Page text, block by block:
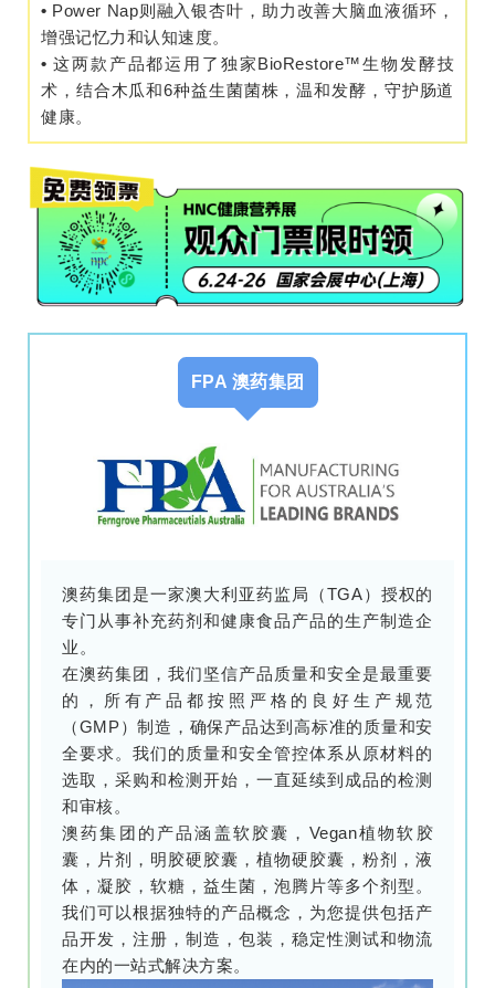
• Power Nap则融入银杏叶，助力改善大脑血液循环，
增强记忆力和认知速度。
• 这两款产品都运用了独家BioRestore™生物发酵技
术，结合木瓜和6种益生菌菌株，温和发酵，守护肠道
健康。
FPA 澳药集团
澳药集团是一家澳大利亚药监局（TGA）授权的
专门从事补充药剂和健康食品产品的生产制造企
业。
在澳药集团，我们坚信产品质量和安全是最重要
的，所有产品都按照严格的良好生产规范
（GMP）制造，确保产品达到高标准的质量和安
全要求。我们的质量和安全管控体系从原材料的
选取，采购和检测开始，一直延续到成品的检测
和审核。
澳药集团的产品涵盖软胶囊，Vegan植物软胶
囊，片剂，明胶硬胶囊，植物硬胶囊，粉剂，液
体，凝胶，软糖，益生菌，泡腾片等多个剂型。
我们可以根据独特的产品概念，为您提供包括产
品开发，注册，制造，包装，稳定性测试和物流
在内的一站式解决方案。